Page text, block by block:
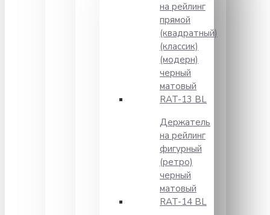
на рейлинг
прямой
(квадратный)
(классик)
(модерн)
черный
матовый
RAT-13 BL
Держатель
на рейлинг
фигурный
(ретро)
черный
матовый
RAT-14 BL